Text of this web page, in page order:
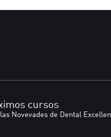
cursos
Novevades de Dental